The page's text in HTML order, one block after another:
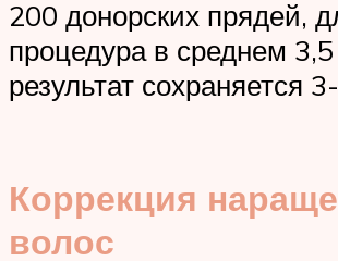
200 донорских прядей,
процедура в среднем
результат сохраняется
Коррекция
волос